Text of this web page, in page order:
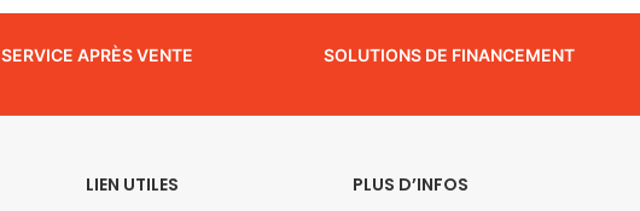
SERVICE APRÈS VENTE SOLUTIONS DE FINANCEMENT
LIEN UTILES
PLUS D’INFOS